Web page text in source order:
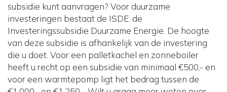
subsidie kunt aanvragen? Voor duurzame
investeringen bestaat de ISDE: de
Investeringssubsidie Duurzame Energie. De hoogte
van deze subsidie is afhankelijk van de investering
die u doet. Voor een palletkachel en zonneboiler
heeft u recht op een subsidie van minimaal €500,- en
voor een warmtepomp ligt het bedrag tussen de